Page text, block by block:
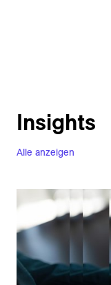
Alle anzeigen
Insights